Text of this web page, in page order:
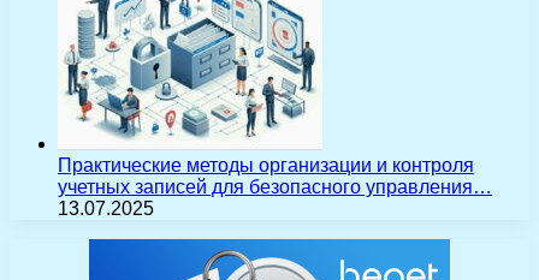
Практические методы организации и контроля
учетных записей для безопасного управления…
13.07.2025